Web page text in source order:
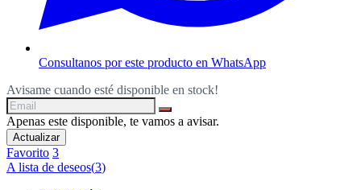
Consultanos por este producto en WhatsApp
Avisame cuando esté disponible en stock!
Apenas este disponible, te vamos a avisar.
Favorito 3
A lista de deseos(3)